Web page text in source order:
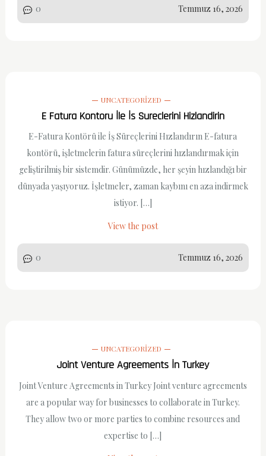
0 Temmuz 16, 2026
UNCATEGORIZED
E Fatura Kontoru İle İs Sureclerini Hizlandirin
E-Fatura Kontörü ile İş Süreçlerini Hızlandırın E-fatura
kontörü, işletmelerin fatura süreçlerini hızlandırmak için
geliştirilmiş bir sistemdir. Günümüzde, her şeyin hızlandığı bir
dünyada yaşıyoruz. İşletmeler, zaman kaybını en aza indirmek
istiyor. […]
View the post
0 Temmuz 16, 2026
UNCATEGORIZED
Joint Venture Agreements İn Turkey
Joint Venture Agreements in Turkey Joint venture agreements
are a popular way for businesses to collaborate in Turkey.
They allow two or more parties to combine resources and
expertise to […]